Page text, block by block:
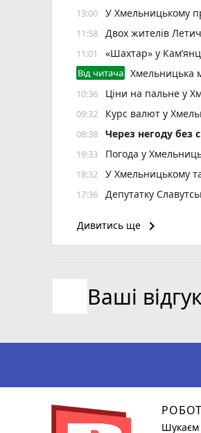
13:00 У Хмельницькому
11:58 Двох жителів
11:01 «Шахтар» у
Від читача Хмельницька
10:36 Ціни на пальне у
09:32 Курс валют у
08:38 Через негоду без
19:33 Погода у
18:32 У Хмельницькому
17:36 Депутатку
15:44
«Далі буде»:
14:57 Ректора ХНУ
Частина Виставки
Дивитись ще keyboard_arrow_right
Ваші
Шукаєм